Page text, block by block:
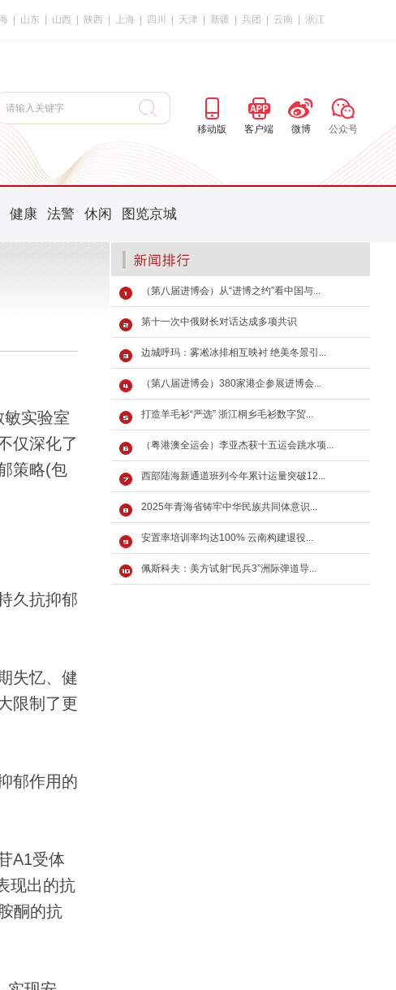
山东 山西 陕西 上海 四川 天津 新疆 兵团 云南 浙江
移动版 客户端 微博 公众号
健康 法警 休闲 图览京城
实验室
仅深化了
策略(包
久抗抑郁
失忆、健
限制了更
郁作用的
A1受体
现出的抗
酮的抗
（第八届进博会）从“进博之约”看中国与...
第十一次中俄财长对话达成多项共识
边城呼玛：雾凇冰排相互映衬 绝美冬景引...
（第八届进博会）380家港企参展进博会...
打造羊毛衫“严选” 浙江桐乡毛衫数字贸...
（粤港澳全运会）李亚杰获十五运会跳水项...
西部陆海新通道班列今年累计运量突破12...
2025年青海省铸牢中华民族共同体意识...
安置率培训率均达100% 云南构建退役...
佩斯科夫：美方试射“民兵3”洲际弹道导...